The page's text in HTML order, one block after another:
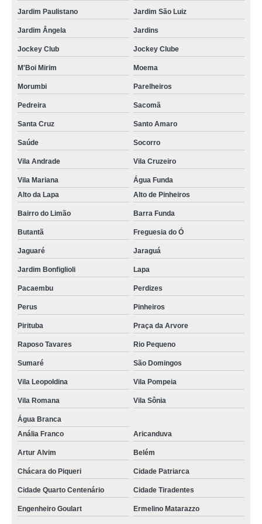
nobreak para 2 servidores Riviera de São Lourenço
onde tem nobreak de servidor Tremembé
nobreak bom para servidor Praia de Maresias
nobreak de rack servidor Guarulhos
nobreak 3kva para rack valor Parque São Lucas
onde tem nobreak 3kva para rack Perdizes
empresa de nobreak 3kva para rack Pirituba
nobreak para 4 servidores Tatuapé
empresa de nobreak de servidor Jardim Iguatemi
onde tem nobreak 3kva para rack Arujá
onde tem nobreak para data center Bela Vista
nobreak para data center Ribeirão Preto
Jardim Paulistano Jardim São Luiz
Jardim Ângela Jardins
Jockey Club Jockey Clube
M'Boi Mirim Moema
Morumbi Parelheiros
Pedreira Sacomã
Santa Cruz Santo Amaro
Saúde Socorro
Vila Andrade Vila Cruzeiro
Vila Mariana
Água Funda
Alto da Lapa
Alto de Pinheiros
Bairro do Limão Barra Funda
Butantã Freguesia do Ó
Jaguaré Jaraguá
Jardim Bonfiglioli Lapa
Pacaembu Perdizes
Perus Pinheiros
Pirituba Praça da Arvore
Raposo Tavares Rio Pequeno
Sumaré São Domingos
Vila Leopoldina Vila Pompeia
Vila Romana Vila Sônia
Água Branca
Anália Franco
Aricanduva
Artur Alvim Belém
Chácara do Piqueri Cidade Patriarca
Cidade Quarto Centenário Cidade Tiradentes
Engenheiro Goulart Ermelino Matarazzo